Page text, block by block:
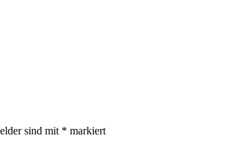
sind mit * markiert